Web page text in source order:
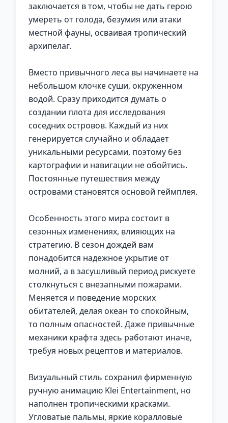
заключается в том, чтобы не дать герою
умереть от голода, безумия или атаки
местной фауны, осваивая тропический
архипелаг.
Вместо привычного леса вы начинаете на
небольшом клочке суши, окруженном
водой. Сразу приходится думать о
создании плота для исследования
соседних островов. Каждый из них
генерируется случайно и обладает
уникальными ресурсами, поэтому без
картографии и навигации не обойтись.
Постоянные путешествия между
островами становятся основой геймплея.
Особенность этого мира состоит в
сезонных изменениях, влияющих на
стратегию. В сезон дождей вам
понадобится надежное укрытие от
молний, а в засушливый период рискуете
столкнуться с внезапными пожарами.
Меняется и поведение морских
обитателей, делая океан то спокойным,
то полным опасностей. Даже привычные
механики крафта здесь работают иначе,
требуя новых рецептов и материалов.
Визуальный стиль сохранил фирменную
ручную анимацию Klei Entertainment, но
наполнен тропическими красками.
Угловатые пальмы, яркие коралловые